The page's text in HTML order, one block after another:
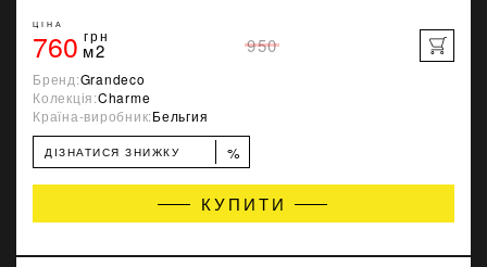
ЦІНА
760 грн
м2 950
Бренд:Grandeco
Колекція:Charme
Країна-виробник:Бельгия
ДІЗНАТИСЯ ЗНИЖКУ %
КУПИТИ